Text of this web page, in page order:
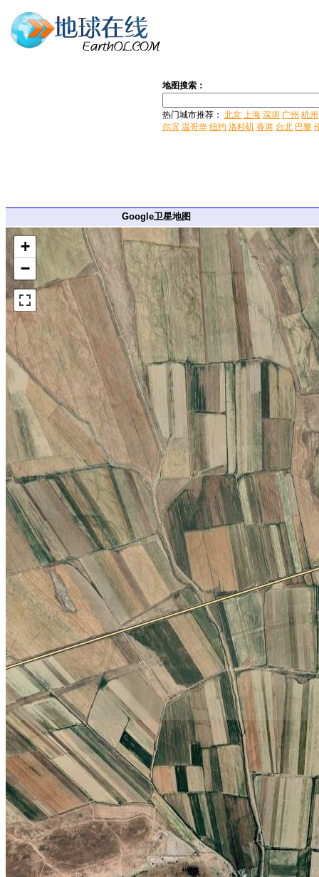
地图搜索：
热门城市推荐： 北京 上海 深圳 广州 杭州
尔滨 温哥华 纽约 洛杉矶 香港 台北 巴黎
Google卫星地图
+
−